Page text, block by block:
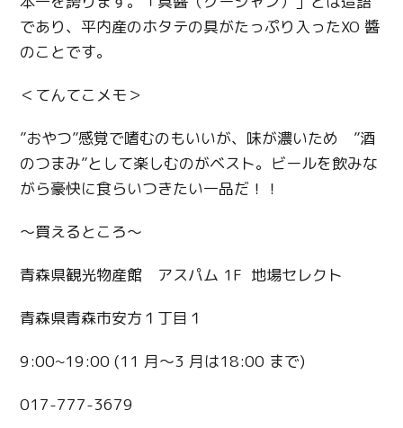
であり、平内産のホタテの具がたっぷり入ったXO 醬
のことです。
＜てんてこメモ＞
”おやつ”感覚で嗜むのもいいが、味が濃いため ”酒
のつまみ”として楽しむのがベスト。ビールを飲みな
がら豪快に食らいつきたい一品だ！！
〜買えるところ〜
青森県観光物産館 アスパム 1F 地場セレクト
青森県青森市安方１丁目１
9:00~19:00 (11 月～3 月は18:00 まで)
017-777-3679
Facebook